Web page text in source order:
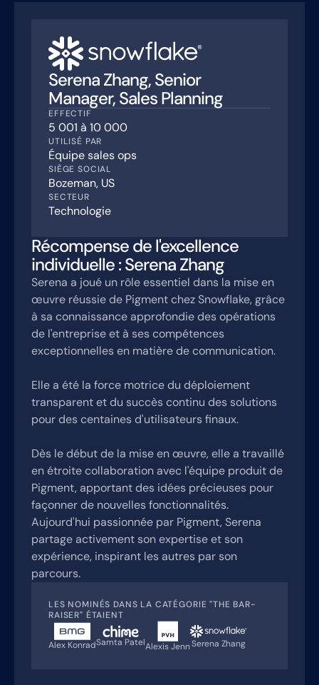
Serena Zhang, Senior
Manager, Sales Planning
EFFECTIF
5 001 à 10 000
UTILISÉ PAR
Équipe sales ops
SIÈGE SOCIAL
Bozeman, US
SECTEUR
Technologie
Récompense de l'excellence
individuelle : Serena Zhang
Serena a joué un rôle essentiel dans la mise en
œuvre réussie de Pigment chez Snowflake, grâce
à sa connaissance approfondie des opérations
de l'entreprise et à ses compétences
exceptionnelles en matière de communication.
Elle a été la force motrice du déploiement
transparent et du succès continu des solutions
pour des centaines d'utilisateurs finaux.
Dès le début de la mise en œuvre, elle a travaillé
en étroite collaboration avec l'équipe produit de
Pigment, apportant des idées précieuses pour
façonner de nouvelles fonctionnalités.
Aujourd'hui passionnée par Pigment, Serena
partage activement son expertise et son
expérience, inspirant les autres par son
parcours.
LES NOMINÉS DANS LA CATÉGORIE "THE BAR-
RAISER" ÉTAIENT
Alex KonradSamta PatelAlexis JennSerena Zhang